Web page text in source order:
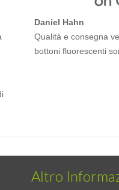
Daniel Hahn
Qualità e consegna
bottoni fluorescenti
Altro